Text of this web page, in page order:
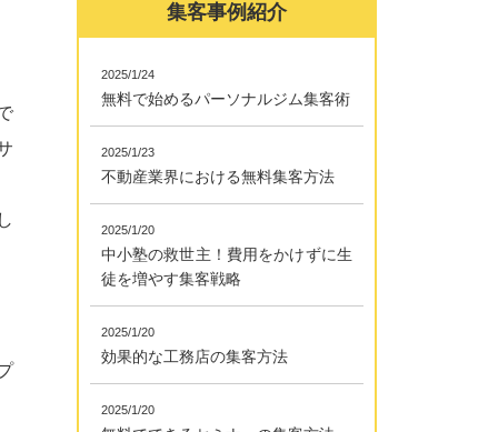
集客事例紹介
2025/1/24
無料で始めるパーソナルジム集客術
2025/1/23
不動産業界における無料集客方法
2025/1/20
中小塾の救世主！費用をかけずに生
徒を増やす集客戦略
2025/1/20
効果的な工務店の集客方法
2025/1/20